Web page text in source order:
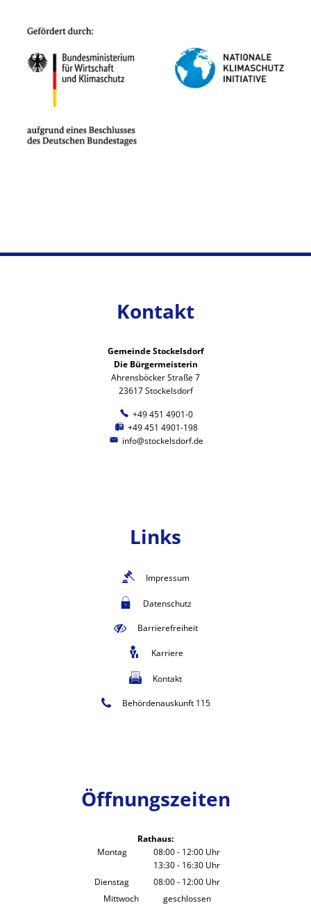
Kontakt
Gemeinde Stockelsdorf
Die Bürgermeisterin
Ahrensböcker Straße 7
23617 Stockelsdorf
+49 451 4901-0
+49 451 4901-198
info@stockelsdorf.de
Links
Impressum
Datenschutz
Barrierefreiheit
Karriere
Kontakt
Behördenauskunft 115
Öffnungszeiten
Rathaus:
Montag
08:00- 12:00 Uhr
Von 08:00 bis 12:00 Uhr
13:30- 16:30 Uhr
Von 13:30 bis 16:30 Uhr
Dienstag 08:00- 12:00 Uhr
Von 08:00 bis 12:00 Uhr
Mittwoch
geschlossen